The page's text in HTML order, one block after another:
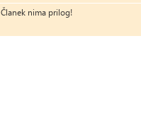
Članek nima prilog!